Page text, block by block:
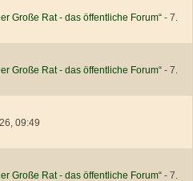
Große Rat - das öffentliche Forum“ - 7.
Große Rat - das öffentliche Forum“ - 7.
09:49
Große Rat - das öffentliche Forum“ - 7.